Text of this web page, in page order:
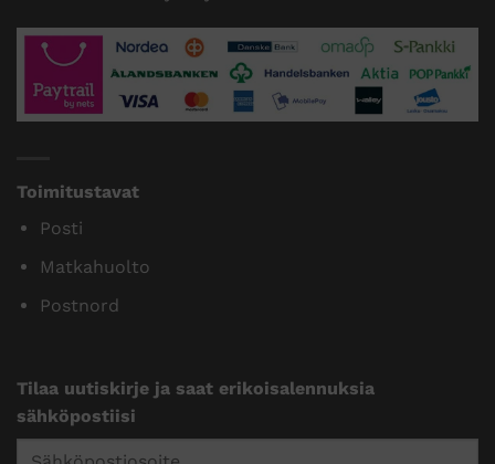
Toimitustavat
Posti
Matkahuolto
Postnord
Tilaa uutiskirje ja saat erikoisalennuksia
sähköpostiisi